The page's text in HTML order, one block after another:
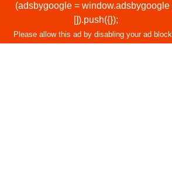
(adsbygoogle = window.adsbygoogle ||
[]).push({});